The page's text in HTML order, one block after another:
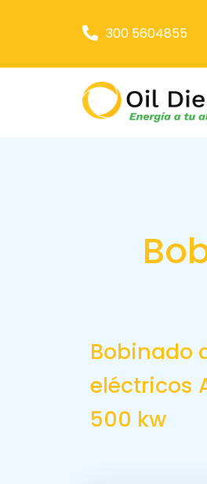
300 5604855
Bobinado
eléctricos
500 kw